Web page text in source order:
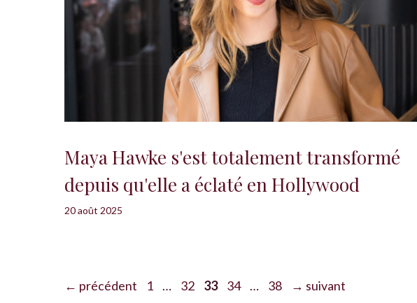
Maya Hawke s'est totalement transformé
depuis qu'elle a éclaté en Hollywood
20 août 2025
← précédent Page
1 … Page
32 Page
33 Page
34 … Page
38 → suivant